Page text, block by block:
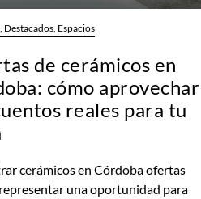
Destacados, Espacios
de cerámicos en
cómo aprovechar
reales para tu
cerámicos en Córdoba ofertas
una oportunidad para